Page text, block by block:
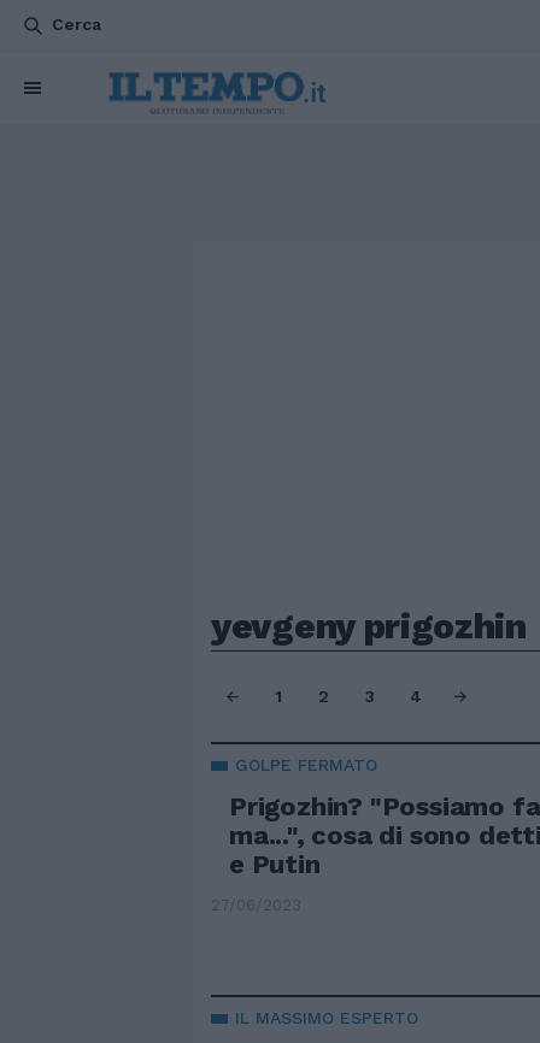
Cerca
yevgeny prigozhin
1 2 3 4
GOLPE FERMATO
Prigozhin? "Possiamo
ma...", cosa di sono
e Putin
27/06/2023
IL MASSIMO ESPERTO